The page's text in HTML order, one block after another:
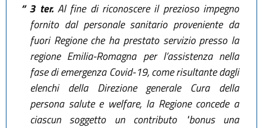
“ 3 ter. Al fine di riconoscere il prezioso impegno
fornito dal personale sanitario proveniente da
fuori Regione che ha prestato servizio presso la
regione Emilia-Romagna per l’assistenza nella
fase di emergenza Covid-19, come risultante dagli
elenchi della Direzione generale Cura della
persona salute e welfare, la Regione concede a
ciascun soggetto un contributo "bonus una